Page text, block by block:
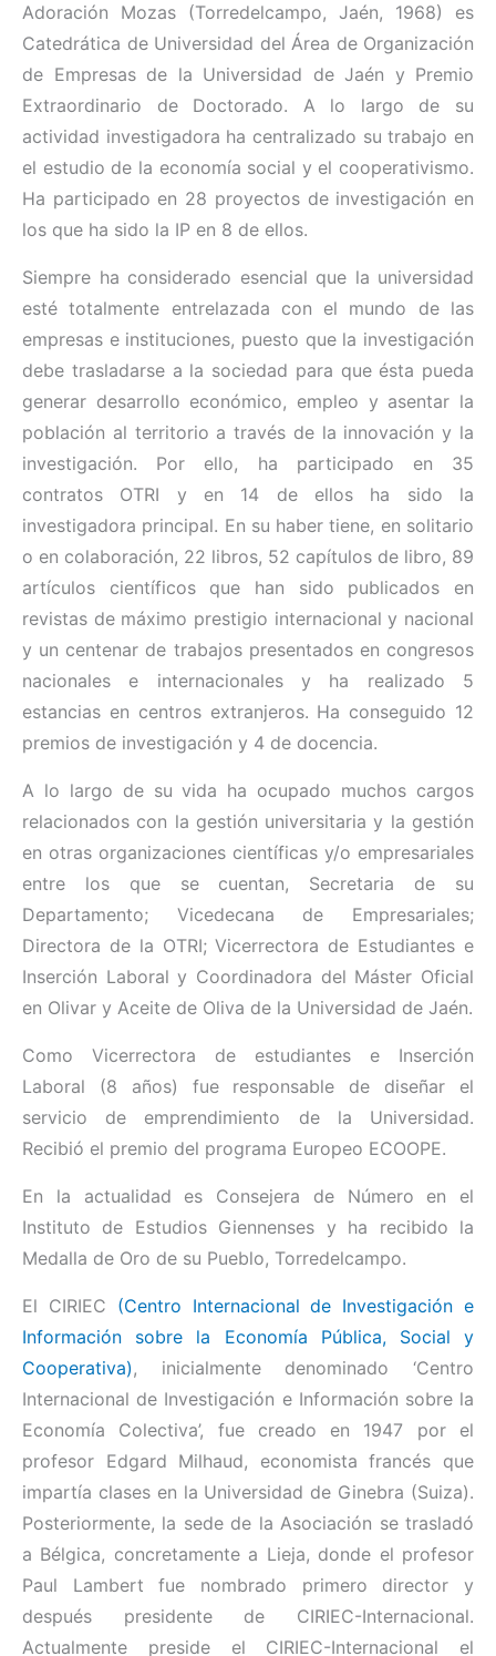
Adoración Mozas (Torredelcampo, Jaén, 1968) es
Catedrática de Universidad del Área de Organización
de Empresas de la Universidad de Jaén y Premio
Extraordinario de Doctorado. A lo largo de su
actividad investigadora ha centralizado su trabajo en
el estudio de la economía social y el cooperativismo.
Ha participado en 28 proyectos de investigación en
los que ha sido la IP en 8 de ellos.
Siempre ha considerado esencial que la universidad
esté totalmente entrelazada con el mundo de las
empresas e instituciones, puesto que la investigación
debe trasladarse a la sociedad para que ésta pueda
generar desarrollo económico, empleo y asentar la
población al territorio a través de la innovación y la
investigación. Por ello, ha participado en 35
contratos OTRI y en 14 de ellos ha sido la
investigadora principal. En su haber tiene, en solitario
o en colaboración, 22 libros, 52 capítulos de libro, 89
artículos científicos que han sido publicados en
revistas de máximo prestigio internacional y nacional
y un centenar de trabajos presentados en congresos
nacionales e internacionales y ha realizado 5
estancias en centros extranjeros. Ha conseguido 12
premios de investigación y 4 de docencia.
A lo largo de su vida ha ocupado muchos cargos
relacionados con la gestión universitaria y la gestión
en otras organizaciones científicas y/o empresariales
entre los que se cuentan, Secretaria de su
Departamento; Vicedecana de Empresariales;
Directora de la OTRI; Vicerrectora de Estudiantes e
Inserción Laboral y Coordinadora del Máster Oficial
en Olivar y Aceite de Oliva de la Universidad de Jaén.
Como Vicerrectora de estudiantes e Inserción
Laboral (8 años) fue responsable de diseñar el
servicio de emprendimiento de la Universidad.
Recibió el premio del programa Europeo ECOOPE.
En la actualidad es Consejera de Número en el
Instituto de Estudios Giennenses y ha recibido la
Medalla de Oro de su Pueblo, Torredelcampo.
El CIRIEC (Centro Internacional de Investigación e
Información sobre la Economía Pública, Social y
Cooperativa), inicialmente denominado ‘Centro
Internacional de Investigación e Información sobre la
Economía Colectiva’, fue creado en 1947 por el
profesor Edgard Milhaud, economista francés que
impartía clases en la Universidad de Ginebra (Suiza).
Posteriormente, la sede de la Asociación se trasladó
a Bélgica, concretamente a Lieja, donde el profesor
Paul Lambert fue nombrado primero director y
después presidente de CIRIEC-Internacional.
Actualmente preside el CIRIEC-Internacional el